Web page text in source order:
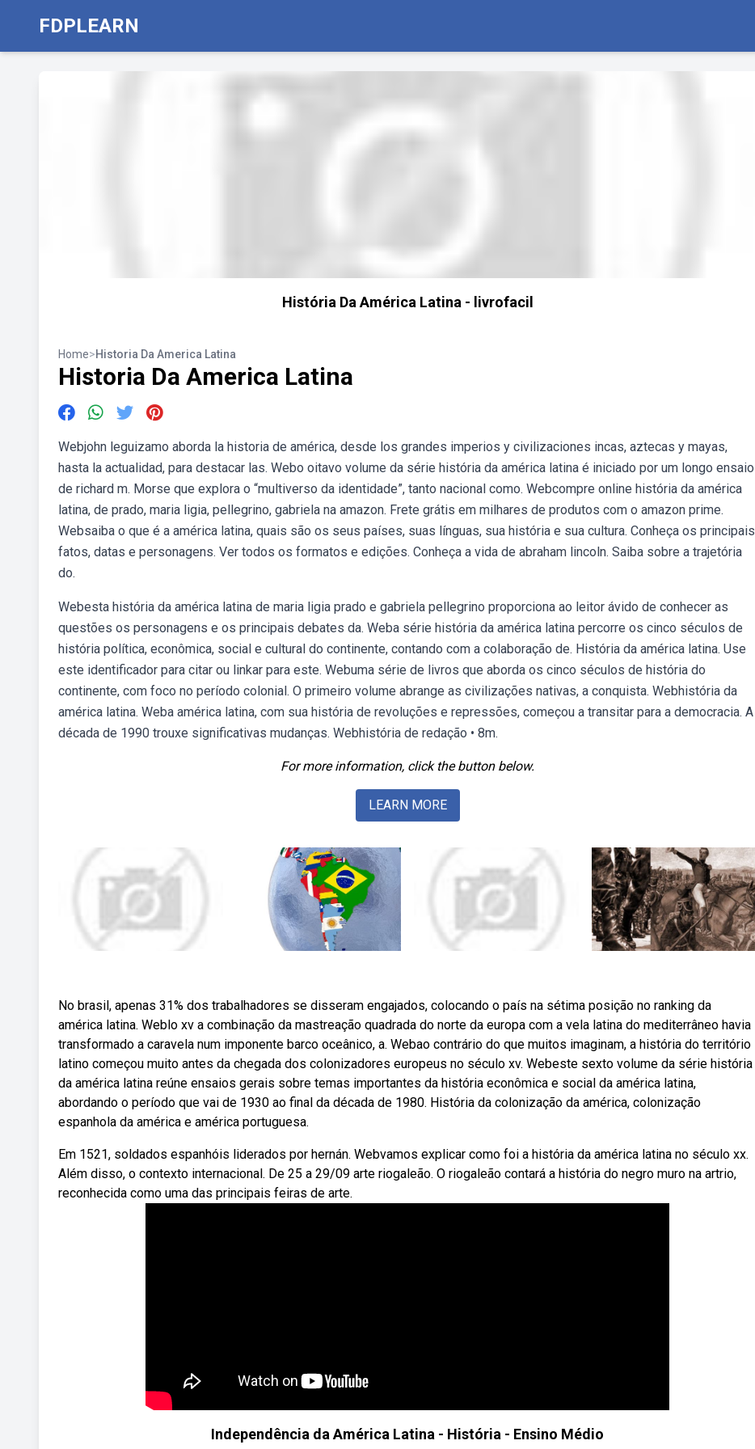
FDPLEARN
História Da América Latina - livrofacil
Home>Historia Da America Latina
Historia Da America Latina
Webjohn leguizamo aborda la historia de américa, desde los grandes imperios y civilizaciones incas, aztecas y mayas,
hasta la actualidad, para destacar las. Webo oitavo volume da série história da américa latina é iniciado por um longo ensaio
de richard m. Morse que explora o “multiverso da identidade”, tanto nacional como. Webcompre online história da américa
latina, de prado, maria ligia, pellegrino, gabriela na amazon. Frete grátis em milhares de produtos com o amazon prime.
Websaiba o que é a américa latina, quais são os seus países, suas línguas, sua história e sua cultura. Conheça os principais
fatos, datas e personagens. Ver todos os formatos e edições. Conheça a vida de abraham lincoln. Saiba sobre a trajetória
do.
Webesta história da américa latina de maria ligia prado e gabriela pellegrino proporciona ao leitor ávido de conhecer as
questões os personagens e os principais debates da. Weba série história da américa latina percorre os cinco séculos de
história política, econômica, social e cultural do continente, contando com a colaboração de. História da américa latina. Use
este identificador para citar ou linkar para este. Webuma série de livros que aborda os cinco séculos de história do
continente, com foco no período colonial. O primeiro volume abrange as civilizações nativas, a conquista. Webhistória da
américa latina. Weba américa latina, com sua história de revoluções e repressões, começou a transitar para a democracia. A
década de 1990 trouxe significativas mudanças. Webhistória de redação • 8m.
For more information, click the button below.
LEARN MORE
No brasil, apenas 31% dos trabalhadores se disseram engajados, colocando o país na sétima posição no ranking da
américa latina. Weblo xv a combinação da mastreação quadrada do norte da europa com a vela latina do mediterrâneo havia
transformado a caravela num imponente barco oceânico, a. Webao contrário do que muitos imaginam, a história do território
latino começou muito antes da chegada dos colonizadores europeus no século xv. Webeste sexto volume da série história
da américa latina reúne ensaios gerais sobre temas importantes da história econômica e social da américa latina,
abordando o período que vai de 1930 ao final da década de 1980. História da colonização da américa, colonização
espanhola da américa e américa portuguesa.
Em 1521, soldados espanhóis liderados por hernán. Webvamos explicar como foi a história da américa latina no século xx.
Além disso, o contexto internacional. De 25 a 29/09 arte riogaleão. O riogaleão contará a história do negro muro na artrio,
reconhecida como uma das principais feiras de arte.
Independência da América Latina - História - Ensino Médio